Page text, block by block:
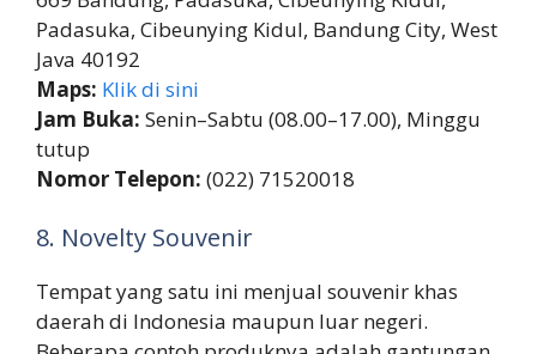
Padasuka, Cibeunying Kidul, Bandung City, West
Java 40192
Maps: Klik di sini
Jam Buka: Senin–Sabtu (08.00–17.00), Minggu
tutup
Nomor Telepon: (022) 71520018
8. Novelty Souvenir
Tempat yang satu ini menjual souvenir khas
daerah di Indonesia maupun luar negeri.